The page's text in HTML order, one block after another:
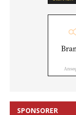
SPONSORER